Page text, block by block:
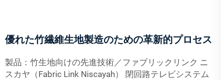
優れた竹繊維生地製造のための革新的プロセス
製品：竹生地向けの先進技術／ファブリックリンク ニ
スカヤ（Fabric Link Niscayah） 閉回路テレビシステム